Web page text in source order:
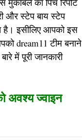
और स्टेप बाय स्टेप
है। इसीलिए आपको इस
dream11 टीम बनाने
में पूरी जानकारी
अवश्य ज्वाइन